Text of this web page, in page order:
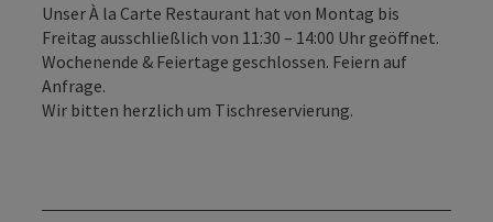
Unser À la Carte Restaurant hat von Montag bis
Freitag ausschließlich von 11:30 – 14:00 Uhr geöffnet.
Wochenende & Feiertage geschlossen. Feiern auf
Anfrage.
Wir bitten herzlich um Tischreservierung.